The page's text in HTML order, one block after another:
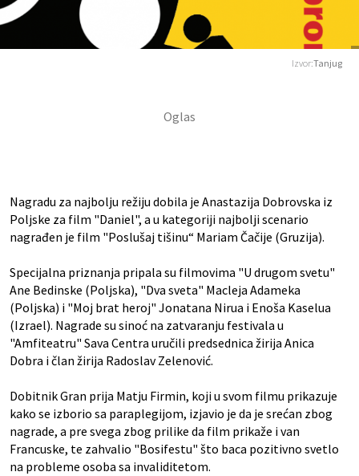
Izvor:Tanjug
Nagradu za najbolju režiju dobila je Anastazija Dobrovska iz
Poljske za film "Daniel", a u kategoriji najbolji scenario
nagrađen je film "Poslušaj tišinu“ Mariam Čačije (Gruzija).
Specijalna priznanja pripala su filmovima "U drugom svetu"
Ane Bedinske (Poljska), "Dva sveta" Macleja Adameka
(Poljska) i "Moj brat heroj" Jonatana Nirua i Enoša Kaselua
(Izrael). Nagrade su sinoć na zatvaranju festivala u
"Amfiteatru" Sava Centra uručili predsednica žirija Anica
Dobra i član žirija Radoslav Zelenović.
Dobitnik Gran prija Matju Firmin, koji u svom filmu prikazuje
kako se izborio sa paraplegijom, izjavio je da je srećan zbog
nagrade, a pre svega zbog prilike da film prikaže i van
Francuske, te zahvalio "Bosifestu" što baca pozitivno svetlo
na probleme osoba sa invaliditetom.